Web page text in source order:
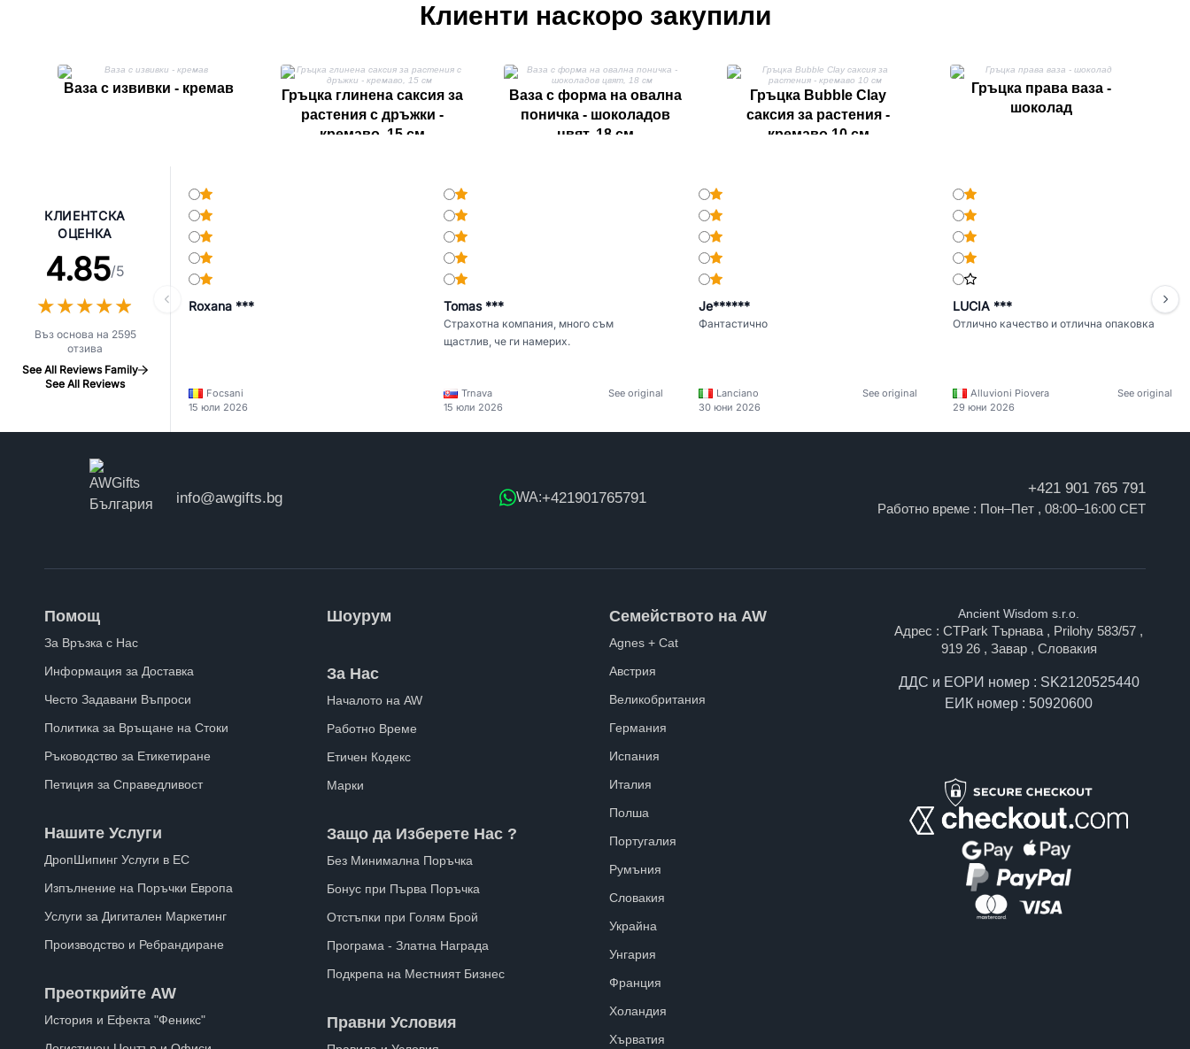
Клиенти наскоро закупили
Ваза с извивки - кремав
Гръцка глинена саксия за
растения с дръжки -
кремаво, 15 см
Ваза с форма на овална
поничка - шоколадов
цвят, 18 см
Гръцка Bubble Clay
саксия за растения -
кремаво 10 см
Гръцка права ваза -
шоколад
КЛИЕНТСКА
ОЦЕНКА
4.85/5
★★★★★
★★★★★
Въз основа на 2595
отзива
See All Reviews Family
See All Reviews
Roxana ***
Focsani
15 юли 2026
Tomas ***
Страхотна компания, много съм
щастлив, че ги намерих.
Trnava
See original
15 юли 2026
Je******
Фантастично
Lanciano
See original
30 юни 2026
LUCIA ***
Отлично качество и отлична опаковка
Alluvioni Piovera
See original
29 юни 2026
info@awgifts.bg WA:+421901765791
+421 901 765 791
Работно време : Пон–Пет , 08:00–16:00 CET
Помощ
За Връзка с Нас
Информация за Доставка
Често Задавани Въпроси
Политика за Връщане на Стоки
Ръководство за Етикетиране
Петиция за Справедливост
Нашите Услуги
ДропШипинг Услуги в ЕС
Изпълнение на Поръчки Европа
Услуги за Дигитален Маркетинг
Производство и Ребрандиране
Преоткрийте AW
История и Ефекта "Феникс"
Шоурум
За Нас
Началото на AW
Работно Време
Етичен Кодекс
Марки
Защо да Изберете Нас ?
Без Минимална Поръчка
Бонус при Първа Поръчка
Отстъпки при Голям Брой
Програма - Златна Награда
Подкрепа на Местният Бизнес
Правни Условия
Семейството на AW
Agnes + Cat
Австрия
Великобритания
Германия
Испания
Италия
Полша
Португалия
Румъния
Словакия
Украйна
Унгария
Франция
Холандия
Хърватия
Ancient Wisdom s.r.o.
Адрес : CTPark Търнава , Prilohy 583/57 ,
919 26 , Завар , Словакия
ДДС и ЕОРИ номер : SK2120525440
ЕИК номер : 50920600